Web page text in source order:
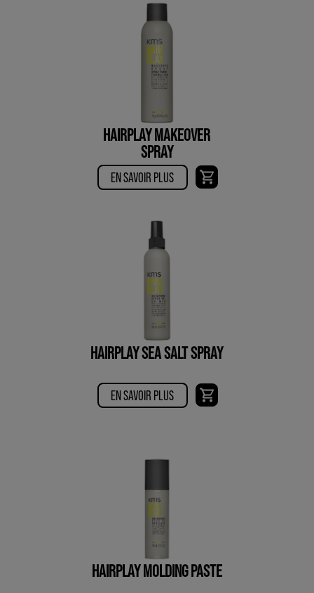
HAIRPLAY MAKEOVER
SPRAY
EN SAVOIR PLUS
HAIRPLAY SEA SALT SPRAY
EN SAVOIR PLUS
HAIRPLAY MOLDING PASTE